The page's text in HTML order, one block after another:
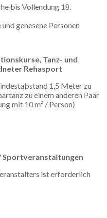
bis Vollendung 18.
genesene Personen
Tanz- und
Rehasport
1,5 Meter zu
zu einem anderen Paar
mit 10 m² / Person)
ist erforderlich